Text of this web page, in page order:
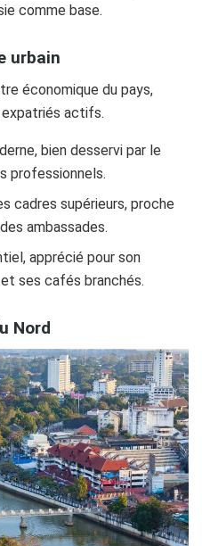
comme base.
urbain
économique du pays,
actifs.
bien desservi par le
professionnels.
cadres supérieurs, proche
ambassades.
apprécié pour son
ses cafés branchés.
Nord